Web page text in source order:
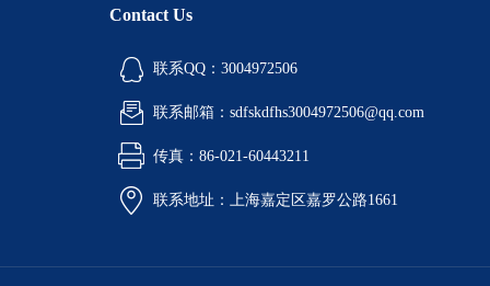
Contact Us
联系QQ：3004972506
联系邮箱：sdfskdfhs3004972506@qq.com
传真：86-021-60443211
联系地址：上海嘉定区嘉罗公路1661